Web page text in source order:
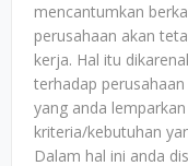
mencantumkan
perusahaan akan
kerja. Hal itu
terhadap
yang anda
kriteria/kebutuhan
Dalam hal ini anda